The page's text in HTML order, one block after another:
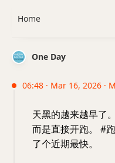
One Day
06:48 · Mar 16, 2026 ·
天黑的越来越早了
而是直接开跑。 #
了个近期最快。
Home